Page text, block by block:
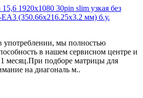
1920x1080 30pin slim узкая без
(350.66x216.25x3.2 мм) б.у.
употреблении, мы полностью
в нашем сервисном центре и
месяц.При подборе матрицы для
на диагональ м..